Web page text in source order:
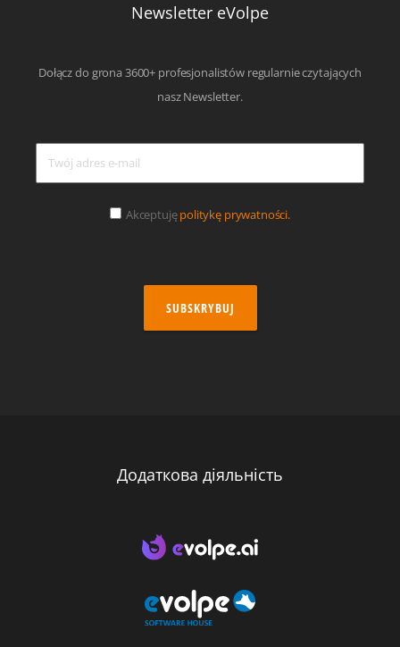
Newsletter eVolpe
Dołącz do grona 3600+ profesjonalistów regularnie czytających
nasz Newsletter.
Akceptujępolitykę prywatności.
SUBSKRYBUJ
Додаткова діяльність